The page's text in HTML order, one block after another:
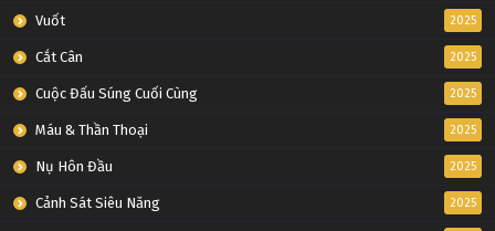
Tập 5
Yêu Không Giới Hạn Tập 4
Vuốt 2025
Cắt Cân 2025
Cuộc Đấu Súng Cuối Cùng 2025
Máu & Thần Thoại 2025
Nụ Hôn Đầu 2025
Cảnh Sát Siêu Năng 2025